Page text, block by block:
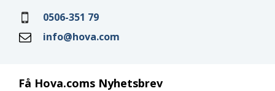
Få Hova.coms Nyhetsbrev
0506-351 79
info@hova.com